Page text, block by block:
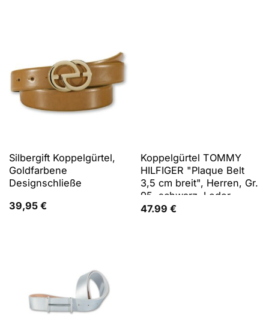
Silbergift Koppelgürtel,
Goldfarbene
Designschließe
39,95 €
Koppelgürtel TOMMY
HILFIGER "Plaque Belt
3,5 cm breit", Herren, Gr.
95, schwarz, Leder,
unifarben, Basic,festlich,
47.99 €